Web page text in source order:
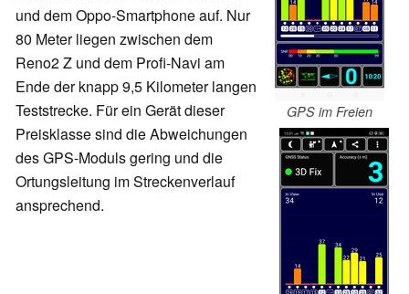
GPS im Freien
und dem Oppo-Smartphone auf. Nur
80 Meter liegen zwischen dem
Reno2 Z und dem Profi-Navi am
Ende der knapp 9,5 Kilometer langen
Teststrecke. Für ein Gerät dieser
Preisklasse sind die Abweichungen
des GPS-Moduls gering und die
Ortungsleitung im Streckenverlauf
ansprechend.